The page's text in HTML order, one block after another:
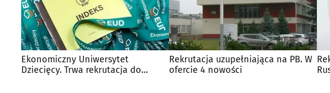
Ekonomiczny Uniwersytet
Dziecięcy. Trwa rekrutacja do
Rekrutacja uzupełniająca na PB. W
ofercie 4 nowości